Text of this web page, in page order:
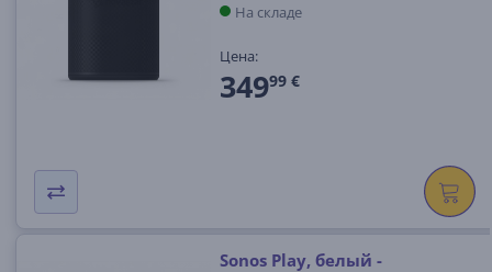
На складе
Цена:
34999 €
Sonos Play, белый -